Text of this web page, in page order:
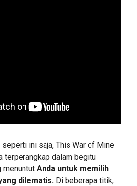
ini saja, This War of Mine
terperangkap dalam begitu
menuntutAnda untuk memilih
dilematis.Di beberapa titik,